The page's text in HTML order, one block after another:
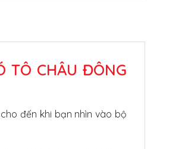
TÔ CHÂU ĐÔNG
đến khi bạn nhìn vào bộ